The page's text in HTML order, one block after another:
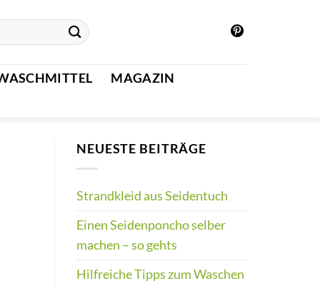
MAGAZIN
NEUESTE BEITRÄGE
Strandkleid aus Seidentuch
Einen Seidenponcho selber
machen – so gehts
Hilfreiche Tipps zum Waschen